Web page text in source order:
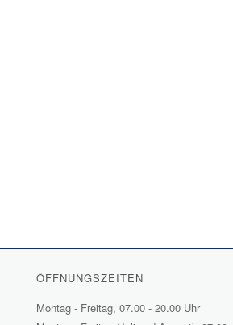
ÖFFNUNGSZEITEN
Montag - Freitag, 07.00 - 20.00 Uhr